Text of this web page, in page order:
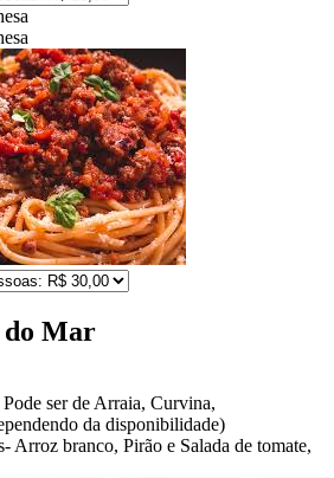
do Mar
Pode ser de Arraia, Curvina,
da disponibilidade)
Arroz branco, Pirão e Salada de tomate,